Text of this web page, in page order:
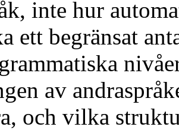
inte hur
ett begränsat
av
och vilka